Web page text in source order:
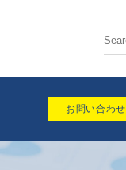
お問い合わせ